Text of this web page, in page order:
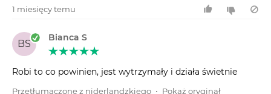
1 miesięcy temu
BS
Bianca S
Robi to co powinien, jest wytrzymały i działa świetnie
Przetłumaczone z niderlandzkiego • Pokaż oryginał